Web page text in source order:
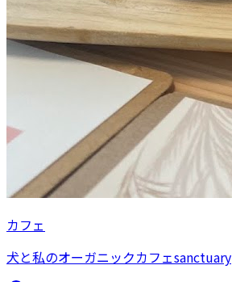
カフェ
犬と私のオーガニックカフェsanctuary